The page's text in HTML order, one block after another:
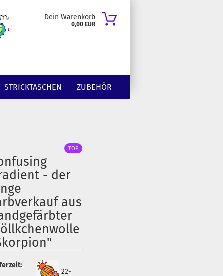
Dein Warenkorb
0,00 EUR
STRICKTASCHEN ZUBEHÖR
TOP
- der
aus
22-